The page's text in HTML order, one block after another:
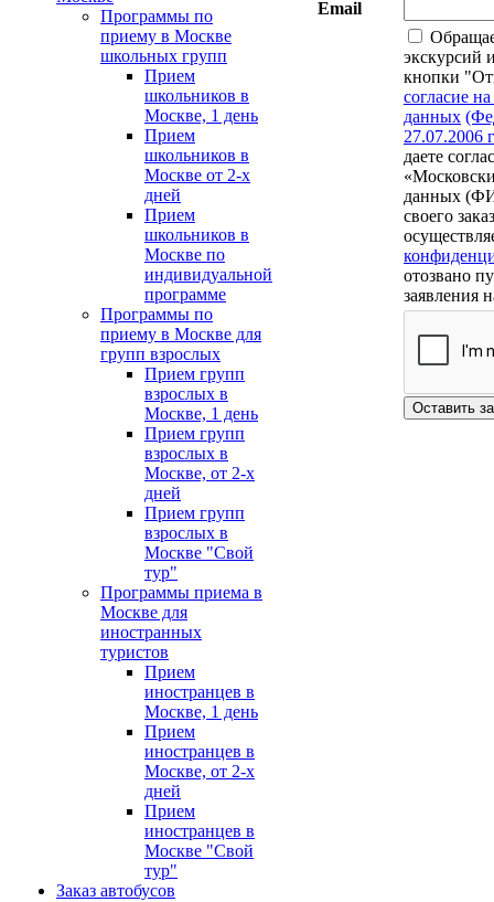
Программы по
приему в Москве
школьных групп
Прием
школьников в
Москве, 1 день
Прием
школьников в
Москве от 2-х
дней
Прием
школьников в
Москве по
индивидуальной
программе
Программы по
приему в Москве для
групп взрослых
Прием групп
взрослых в
Москве, 1 день
Прием групп
взрослых в
Москве, от 2-х
дней
Прием групп
взрослых в
Москве "Свой
тур"
Программы приема в
Москве для
иностранных
туристов
Прием
иностранцев в
Москве, 1 день
Прием
иностранцев в
Москве, от 2-х
дней
Прием
иностранцев в
Москве "Свой
тур"
Заказ автобусов
Email
экскурсий
кнопки
согласие
данных
27.07.2006
даете
данных
своего
отозвано
заявления
Оставить